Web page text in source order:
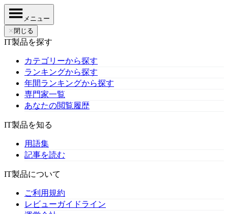
メニュー
✕ 閉じる
IT製品を探す
カテゴリーから探す
ランキングから探す
年間ランキングから探す
専門家一覧
あなたの閲覧履歴
IT製品を知る
用語集
記事を読む
IT製品について
ご利用規約
レビューガイドライン